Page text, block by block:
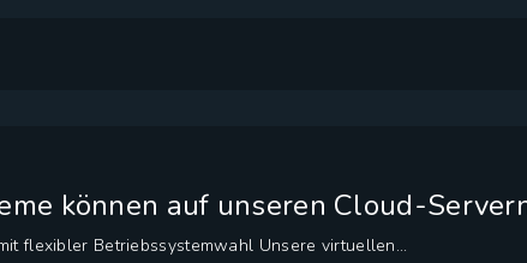
können auf unseren Cloud-
flexibler Betriebssystemwahl Unsere virtuellen...